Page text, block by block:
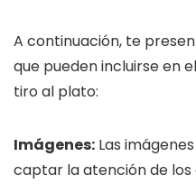
A continuación, te
que pueden incluirse en
tiro al plato:
Imágenes: Las
captar la atención de los